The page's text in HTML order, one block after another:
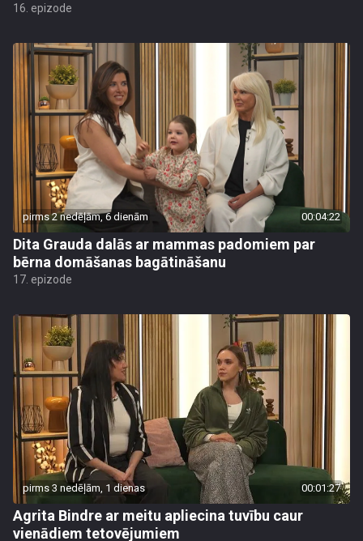
16. epizode
pirms 2 nedēļām, 6 dienām 00:04:22
Dita Grauda dalās ar mammas padomiem par
bērna domāšanas bagātināšanu
17. epizode
pirms 3 nedēļām, 1 dienas 00:01:27
Agrita Bindre ar meitu apliecina tuvību caur
vienādiem tetovējumiem